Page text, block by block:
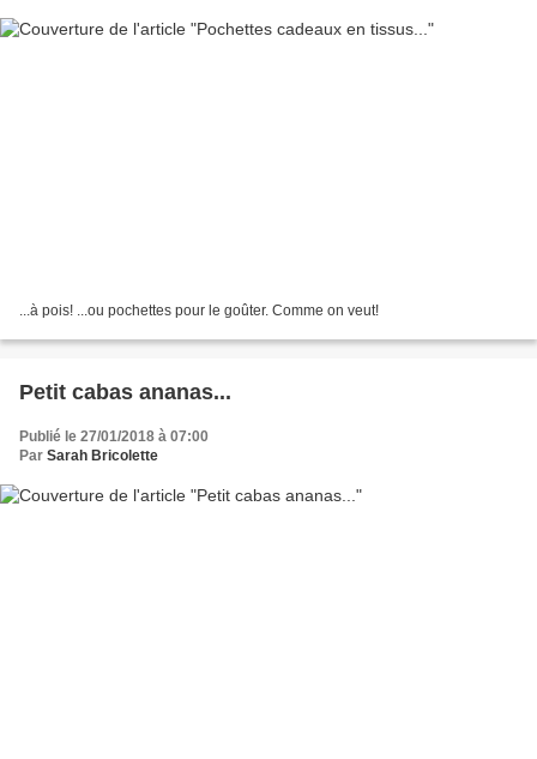
...à pois! ...ou pochettes pour le goûter. Comme on veut!
Petit cabas ananas...
Publié le 27/01/2018 à 07:00
Par Sarah Bricolette